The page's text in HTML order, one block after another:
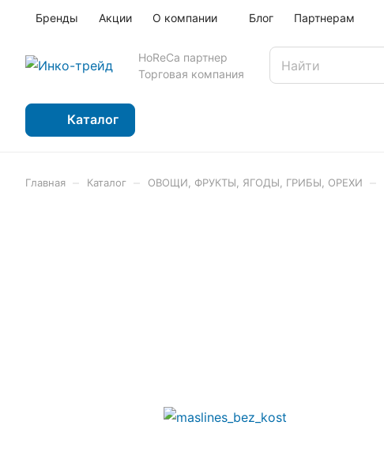
Бренды Акции О компании Блог Партнерам
HoReCa партнер
Торговая компания
Каталог
Главная Каталог ОВОЩИ, ФРУКТЫ, ЯГОДЫ, ГРИБЫ, ОРЕХИ